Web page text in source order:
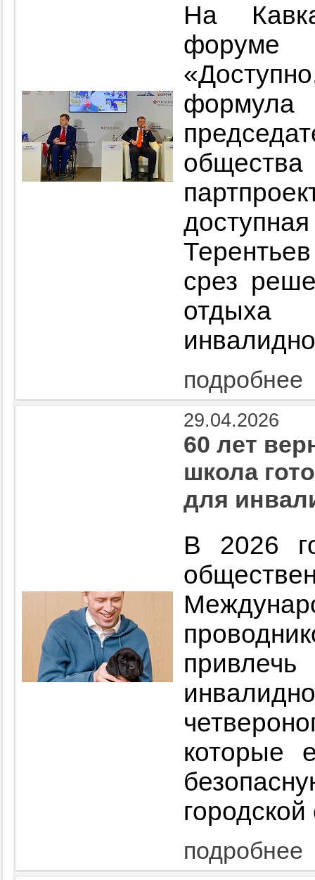
На
форуме
формула
общества
срез
подробнее
29.04.2026
60 лет
школа
для
В 2026
которые
подробнее